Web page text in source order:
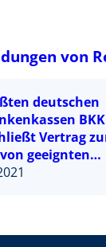
von
deutschen
BKK
Vertrag
geeignten
mit